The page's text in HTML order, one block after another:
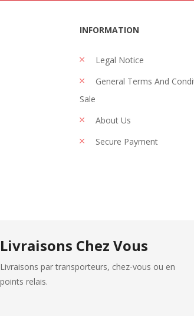
INFORMATION
Legal Notice
General Terms And
Sale
About Us
Secure Payment
Livraisons Chez Vous
Livraisons par transporteurs, chez-vous ou en
points relais.